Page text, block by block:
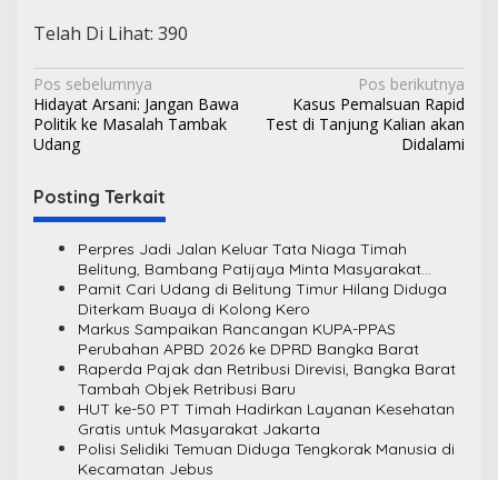
Telah Di Lihat: 390
N
a
v
i
g
Pos sebelumnya
Hidayat Arsani: Jangan Bawa
Politik ke Masalah Tambak
Udang
Pos berikutnya
Kasus Pemalsuan Rapid
Test di Tanjung Kalian akan
Didalami
Posting Terkait
Perpres Jadi Jalan Keluar Tata Niaga Timah
Belitung, Bambang Patijaya Minta Masyarakat
Bersabar
Pamit Cari Udang di Belitung Timur Hilang Diduga
Diterkam Buaya di Kolong Kero
Markus Sampaikan Rancangan KUPA-PPAS
Perubahan APBD 2026 ke DPRD Bangka Barat
Raperda Pajak dan Retribusi Direvisi, Bangka Barat
Tambah Objek Retribusi Baru
HUT ke-50 PT Timah Hadirkan Layanan Kesehatan
Gratis untuk Masyarakat Jakarta
Polisi Selidiki Temuan Diduga Tengkorak Manusia di
Kecamatan Jebus